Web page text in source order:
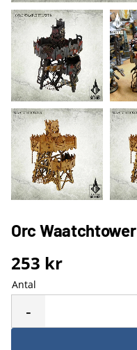
Orc Waatchtower
253 kr
Antal
-